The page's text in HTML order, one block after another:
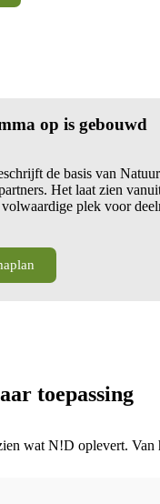
op is gebouwd
de basis van
Het laat zien
volwaardige plek voor
toepassing
wat N!D oplevert.